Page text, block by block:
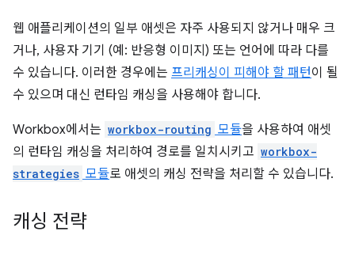
웹 애플리케이션의 일부 애셋은 자주 사용되지 않거나 매우 크
거나, 사용자 기기 (예: 반응형 이미지) 또는 언어에 따라 다를
수 있습니다. 이러한 경우에는 프리캐싱이 피해야 할 패턴이 될
수 있으며 대신 런타임 캐싱을 사용해야 합니다.
Workbox에서는 workbox-routing 모듈을 사용하여 애셋
의 런타임 캐싱을 처리하여 경로를 일치시키고 workbox-
strategies 모듈로 애셋의 캐싱 전략을 처리할 수 있습니다.
캐싱 전략